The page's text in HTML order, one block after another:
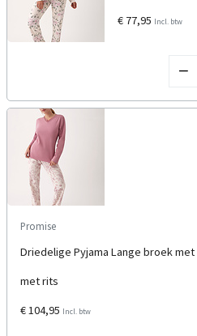
€ 77,95 Incl. btw
Promise
Driedelige Pyjama Lange broek
met rits
€ 104,95 Incl. btw